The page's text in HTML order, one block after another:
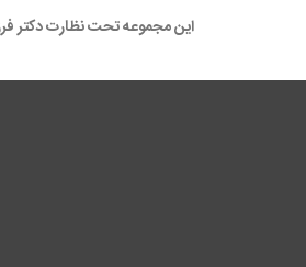
این مجموعه تحت نظارت دکتر